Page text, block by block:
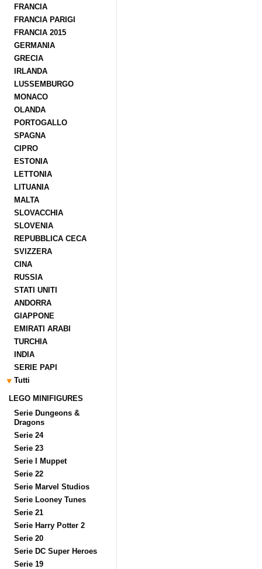
FRANCIA
FRANCIA PARIGI
FRANCIA 2015
GERMANIA
GRECIA
IRLANDA
LUSSEMBURGO
MONACO
OLANDA
PORTOGALLO
SPAGNA
CIPRO
ESTONIA
LETTONIA
LITUANIA
MALTA
SLOVACCHIA
SLOVENIA
REPUBBLICA CECA
SVIZZERA
CINA
RUSSIA
STATI UNITI
ANDORRA
GIAPPONE
EMIRATI ARABI
TURCHIA
INDIA
SERIE PAPI
Tutti
LEGO MINIFIGURES
Serie Dungeons &
Dragons
Serie 24
Serie 23
Serie I Muppet
Serie 22
Serie Marvel Studios
Serie Looney Tunes
Serie 21
Serie Harry Potter 2
Serie 20
Serie DC Super Heroes
Serie 19